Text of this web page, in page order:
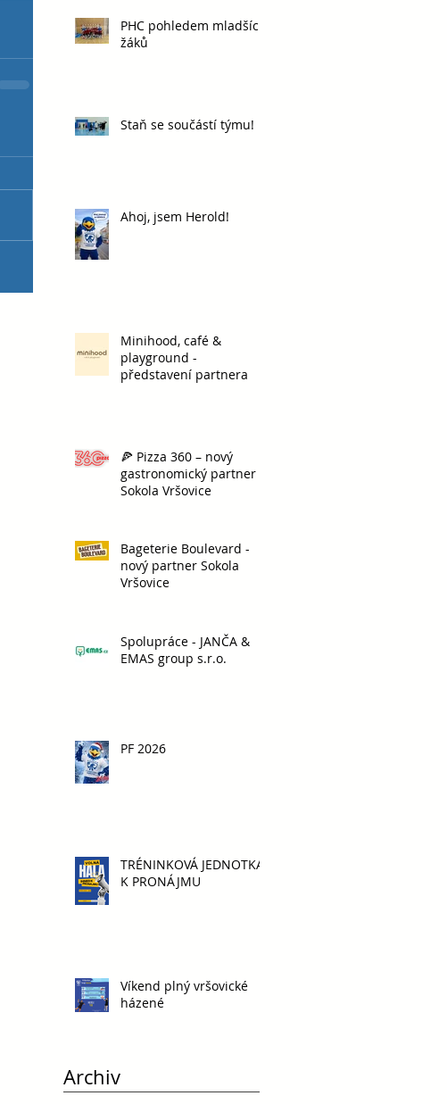
PHC pohledem mladších
žáků
Staň se součástí týmu!
Ahoj, jsem Herold!
Minihood, café &
playground -
představení partnera
🍕 Pizza 360 – nový
gastronomický partner
Sokola Vršovice
Bageterie Boulevard -
nový partner Sokola
Vršovice
Spolupráce - JANČA &
EMAS group s.r.o.
PF 2026
TRÉNINKOVÁ JEDNOTKA
K PRONÁJMU
Víkend plný vršovické
házené
Archiv